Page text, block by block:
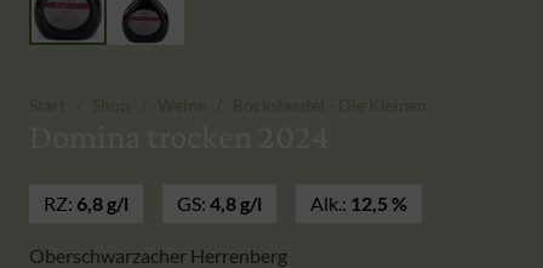
RZ: 6,8 g/l GS: 4,8 g/l Alk.: 12,5 %
Oberschwarzacher Herrenberg